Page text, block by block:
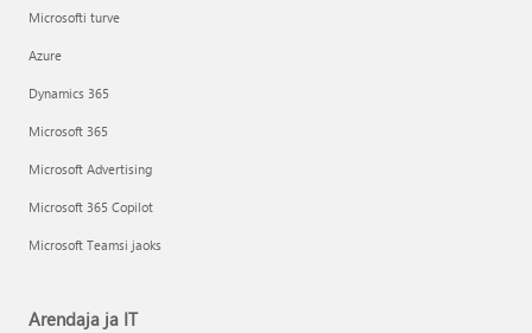
Microsofti turve
Azure
Dynamics 365
Microsoft 365
Microsoft Advertising
Microsoft 365 Copilot
Microsoft Teamsi jaoks
Arendaja ja IT